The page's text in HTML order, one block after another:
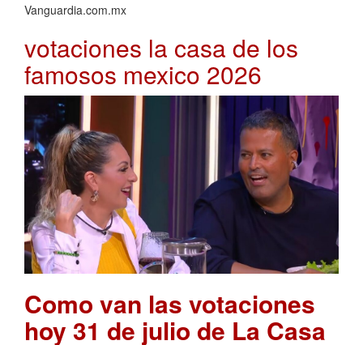
Vanguardia.com.mx
votaciones la casa de los
famosos mexico 2026
Como van las votaciones
hoy 31 de julio de La Casa